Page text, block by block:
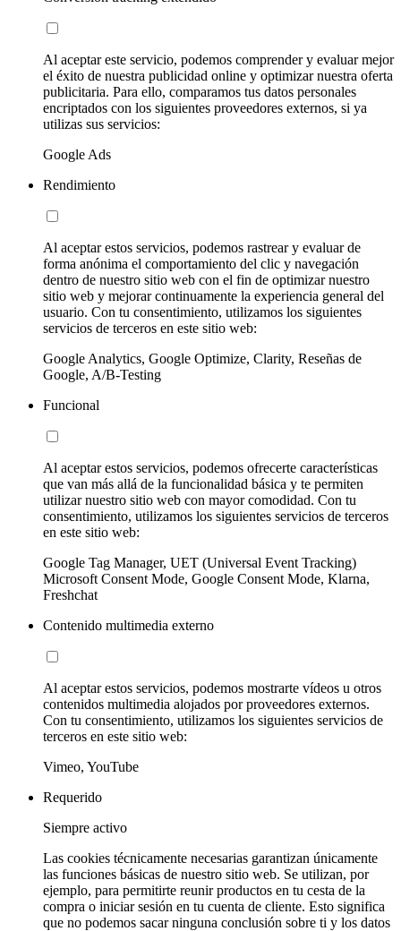
Al aceptar este servicio, podemos comprender y evaluar mejor
el éxito de nuestra publicidad online y optimizar nuestra oferta
publicitaria. Para ello, comparamos tus datos personales
encriptados con los siguientes proveedores externos, si ya
utilizas sus servicios:
Google Ads
Rendimiento
Al aceptar estos servicios, podemos rastrear y evaluar de
forma anónima el comportamiento del clic y navegación
dentro de nuestro sitio web con el fin de optimizar nuestro
sitio web y mejorar continuamente la experiencia general del
usuario. Con tu consentimiento, utilizamos los siguientes
servicios de terceros en este sitio web:
Google Analytics, Google Optimize, Clarity, Reseñas de
Google, A/B-Testing
Funcional
Al aceptar estos servicios, podemos ofrecerte características
que van más allá de la funcionalidad básica y te permiten
utilizar nuestro sitio web con mayor comodidad. Con tu
consentimiento, utilizamos los siguientes servicios de terceros
en este sitio web:
Google Tag Manager, UET (Universal Event Tracking)
Microsoft Consent Mode, Google Consent Mode, Klarna,
Freshchat
Contenido multimedia externo
Al aceptar estos servicios, podemos mostrarte vídeos u otros
contenidos multimedia alojados por proveedores externos.
Con tu consentimiento, utilizamos los siguientes servicios de
terceros en este sitio web:
Vimeo, YouTube
Requerido
Siempre activo
Las cookies técnicamente necesarias garantizan únicamente
las funciones básicas de nuestro sitio web. Se utilizan, por
ejemplo, para permitirte reunir productos en tu cesta de la
compra o iniciar sesión en tu cuenta de cliente. Esto significa
que no podemos sacar ninguna conclusión sobre ti y los datos